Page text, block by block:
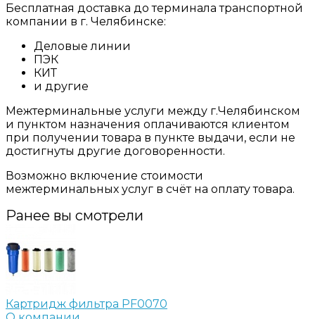
Бесплатная доставка до терминала транспортной
компании в г. Челябинске:
Деловые линии
ПЭК
КИТ
и другие
Межтерминальные услуги между г.Челябинском
и пунктом назначения оплачиваются клиентом
при получении товара в пункте выдачи, если не
достигнуты другие договоренности.
Возможно включение стоимости
межтерминальных услуг в счёт на оплату товара.
Ранее вы смотрели
Картридж фильтра PF0070